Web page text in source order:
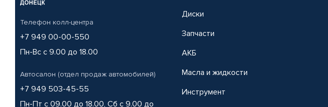
Телефон колл-центра
+7 949 00-00-550
Пн-Вс с 9.00 до 18.00
Автосалон (отдел продаж автомобилей)
+7 949 503-45-55
Пн-Пт с 09.00 до 18.00, Сб с 9.00 до
Диски
Запчасти
АКБ
Масла и жидкости
Инструмент